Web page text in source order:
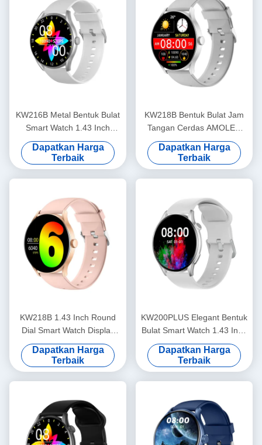
KW216B Metal Bentuk Bulat
Smart Watch 1.43 Inch
Round Dial Smart Watch
Bergaya
Dapatkan Harga
Terbaik
KW218B Bentuk Bulat Jam
Tangan Cerdas AMOLED
Tampilan Cerdas Cerdas
Wanita
Dapatkan Harga
Terbaik
KW218B 1.43 Inch Round
Dial Smart Watch Display
Amoled Smartwatch Wanita
Bergaya
Dapatkan Harga
Terbaik
KW200PLUS Elegant Bentuk
Bulat Smart Watch 1.43 Inch
Kesehatan Monitoring Smart
Watch
Dapatkan Harga
Terbaik